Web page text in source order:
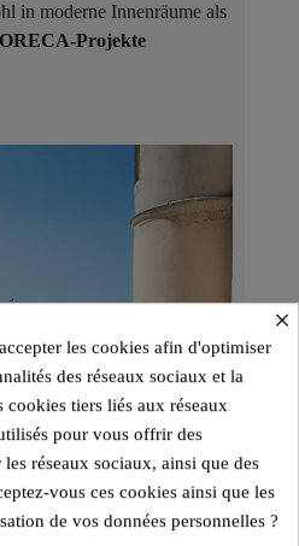
in moderne Innenräume als
Projekte
×
les cookies afin d'optimiser
des réseaux sociaux et la
tiers liés aux réseaux
pour vous offrir des
réseaux sociaux, ainsi que des
vous ces cookies ainsi que les
de vos données personnelles ?